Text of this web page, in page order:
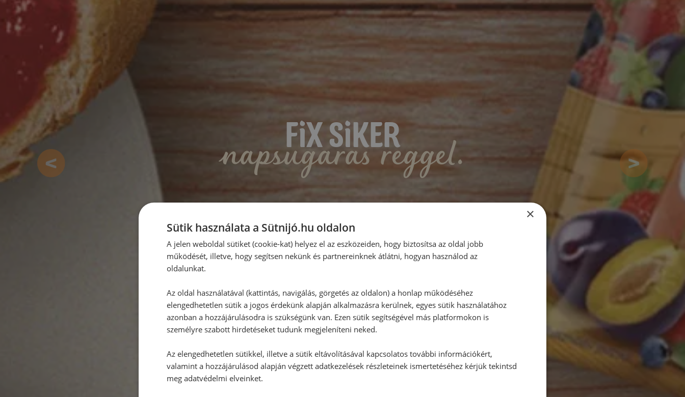
POHARAS DESSZERTEK
krémes rétegek
×
Sütik használata a Sütnijó.hu oldalon
A jelen weboldal sütiket (cookie-kat) helyez el az eszközeiden, hogy biztosítsa az oldal jobb
működését, illetve, hogy segítsen nekünk és partnereinknek átlátni, hogyan használod az
oldalunkat.
Az oldal használatával (kattintás, navigálás, görgetés az oldalon) a honlap működéséhez
elengedhetetlen sütik a jogos érdekünk alapján alkalmazásra kerülnek, egyes sütik használatához
azonban a hozzájárulásodra is szükségünk van. Ezen sütik segítségével más platformokon is
személyre szabott hirdetéseket tudunk megjeleníteni neked.
Az elengedhetetlen sütikkel, illetve a sütik eltávolításával kapcsolatos további információkért,
valamint a hozzájárulásod alapján végzett adatkezelések részleteinek ismertetéséhez kérjük tekintsd
meg adatvédelmi elveinket.